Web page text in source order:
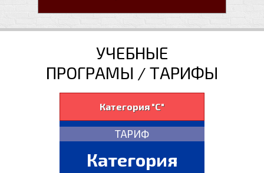
УЧЕБНЫЕ
ПРОГРАМЫ / ТАРИФЫ
Категория "С"
ТАРИФ
Категория